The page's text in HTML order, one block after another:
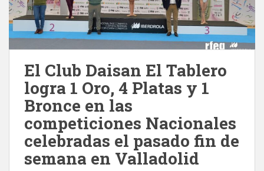
El Club Daisan El Tablero
logra 1 Oro, 4 Platas y 1
Bronce en las
competiciones Nacionales
celebradas el pasado fin de
semana en Valladolid